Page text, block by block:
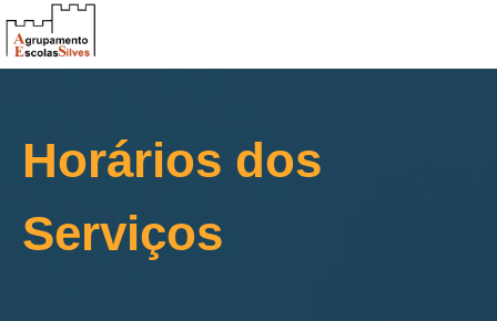
Horários dos
Serviços